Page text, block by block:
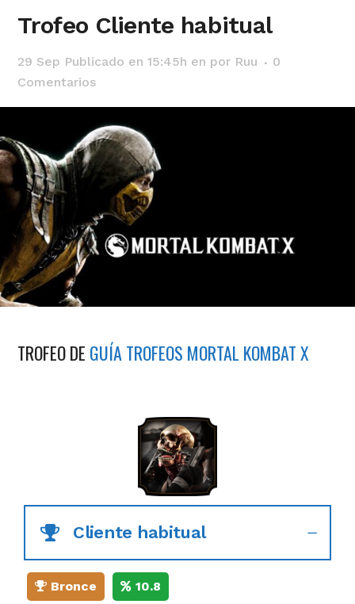
Trofeo Cliente habitual
29 Sep Publicado en 15:45h en por Ruu
0
Comentarios
TROFEO DE GUÍA TROFEOS MORTAL KOMBAT X
Cliente habitual
Bronce 10.8